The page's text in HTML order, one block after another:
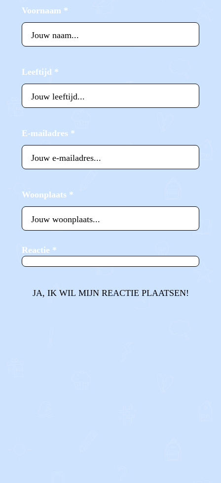
Voornaam *
Leeftijd *
E-mailadres *
Woonplaats *
Reactie *
JA, IK WIL MIJN REACTIE PLAATSEN!